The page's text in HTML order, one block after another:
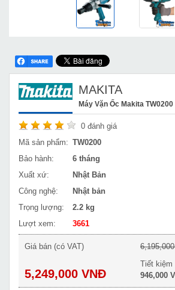
MAKITA
Máy Vặn Ốc Makita TW0200
0 đánh giá
Mã sản phẩm: TW0200
Bảo hành:
6 tháng
Xuất xứ:
Nhật Bản
Công nghệ:
Nhật bản
Trọng lượng:
2.2 kg
Lượt xem:
3661
Giá bán (có VAT)
5,249,000 VNĐ
Tiết kiệm
946,000